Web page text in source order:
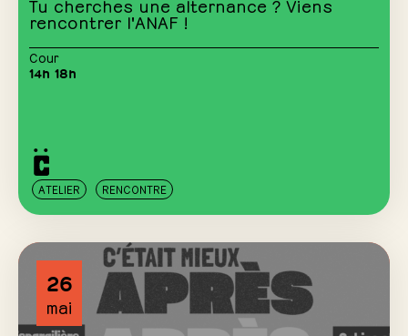
Tu cherches une alternance ? Viens
rencontrer l'ANAF !
Cour
14h 18h
ATELIER RENCONTRE
26
mai